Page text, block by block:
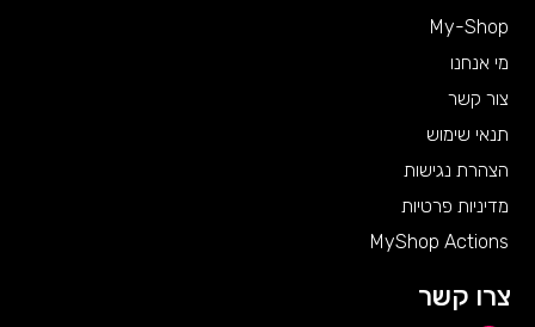
My-Shop
מי אנחנו
צור קשר
תנאי שימוש
הצהרת נגישות
מדיניות פרטיות
MyShop Actions
צרו קשר